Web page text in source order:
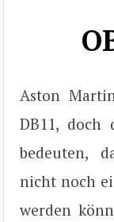
Aston
DB11,
bedeuten,
nicht noch
werden